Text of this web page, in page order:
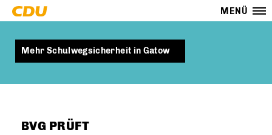
MENÜ
Mehr Schulwegsicherheit in Gatow
BVG PRÜFT